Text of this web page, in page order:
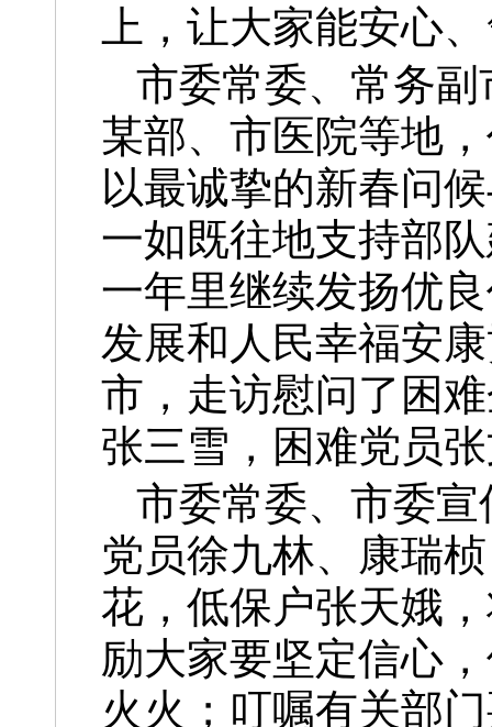
上，让大家能安心
市委常委、常务
某部、市医院等地
以最诚挚的新春问
一如既往地支持部
一年里继续发扬优
发展和人民幸福安
市，走访慰问了困
张三雪，困难党员
市委常委、市委
党员徐九林、康瑞
花，低保户张天娥
励大家要坚定信心
火火；叮嘱有关部